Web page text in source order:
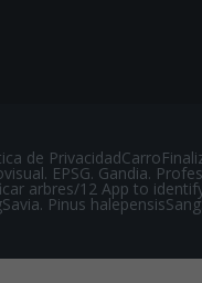
de PrivacidadCarro
EPSG. Gandia.
arbres/12 App to
Pinus halepensis